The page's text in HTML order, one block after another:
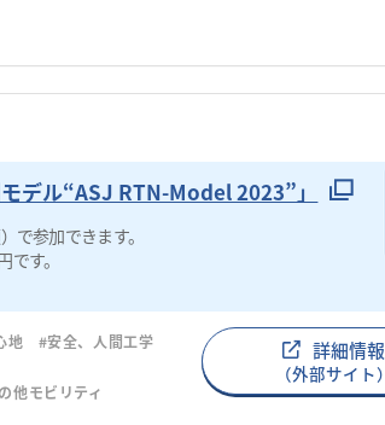
デル“ASJ RTN-Model 2023”」
で参加できます。
す。
地
#安全、人間工学
他モビリティ
詳細情報
（外部サイト）